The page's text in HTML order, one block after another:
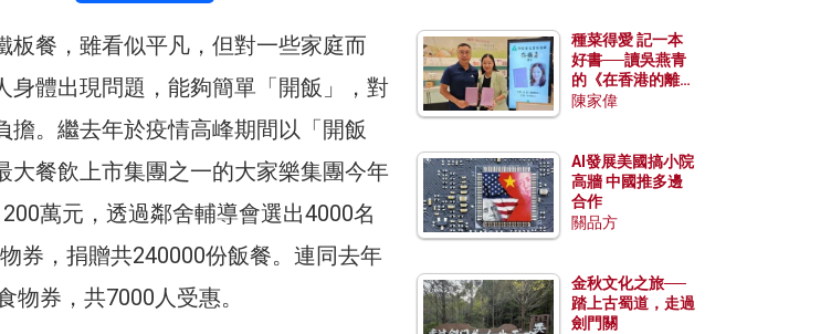
板餐，雖看似平凡，但對一些家庭而
身體出現問題，能夠簡單「開飯」，對
擔。繼去年於疫情高峰期間以「開飯
大餐飲上市集團之一的大家樂集團今年
萬元，透過鄰舍輔導會選出4000名
券，捐贈共240000份飯餐。連同去年
物券，共7000人受惠。
種菜得愛 記一本
好書──讀吳燕青
的《在香港的離島
種菜》
陳家偉
AI發展美國搞小院
高牆 中國推多邊
合作
關品方
金秋文化之旅──
踏上古蜀道，走過
劍門關